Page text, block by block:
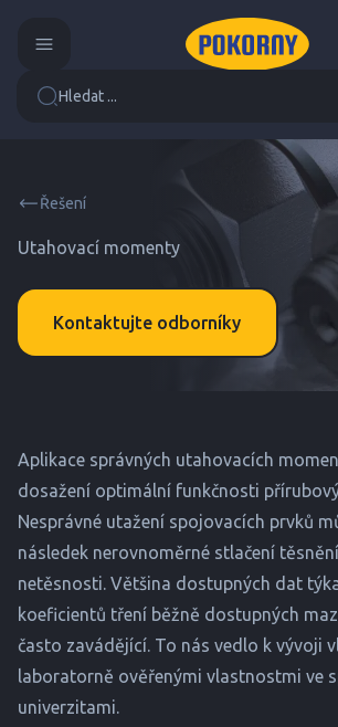
Hledat ...
Řešení
Utahovací momenty
Kontaktujte odborníky
Aplikace správných utahovacích
dosažení optimální funkčnosti
Nesprávné utažení spojovacích prvků
následek nerovnoměrné stlačení
netěsnosti. Většina dostupných dat
koeficientů tření běžně dostupných
často zavádějící. To nás vedlo k vývoji
laboratorně ověřenými vlastnostmi ve
univerzitami.